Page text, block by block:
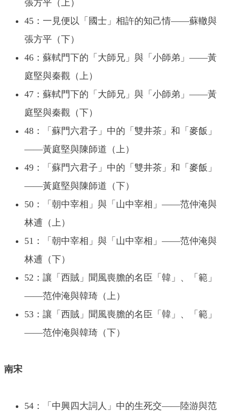
張方平（上）
45：一見便以「國士」相許的知己情——蘇轍與
張方平（下）
46：蘇軾門下的「大師兄」與「小師弟」——黃
庭堅與秦觀（上）
47：蘇軾門下的「大師兄」與「小師弟」——黃
庭堅與秦觀（下）
48：「蘇門六君子」中的「雙井茶」和「麥飯」
——黃庭堅與陳師道（上）
49：「蘇門六君子」中的「雙井茶」和「麥飯」
——黃庭堅與陳師道（下）
50：「朝中宰相」與「山中宰相」——范仲淹與
林逋（上）
51：「朝中宰相」與「山中宰相」——范仲淹與
林逋（下）
52：讓「西賊」聞風喪膽的名臣「韓」、「範」
——范仲淹與韓琦（上）
53：讓「西賊」聞風喪膽的名臣「韓」、「範」
——范仲淹與韓琦（下）
南宋
54：「中興四大詞人」中的生死交——陸游與范